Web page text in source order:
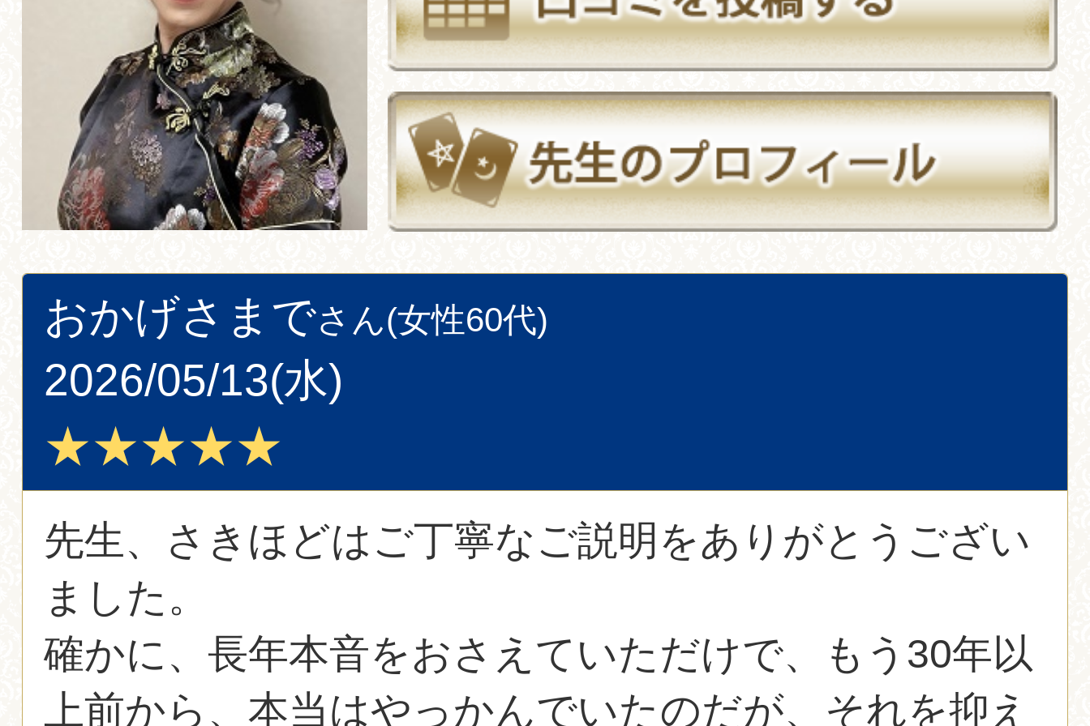
おかげさまでさん(女性60代)
2026/05/13(水)
★★★★★
先生、さきほどはご丁寧なご説明をありがとうござい
ました。
確かに、長年本音をおさえていただけで、もう30年以
上前から、本当はやっかんでいたのだが、それを抑え